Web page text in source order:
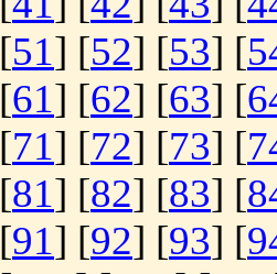
[51] [52] [53] [
[61] [62] [63] [
[71] [72] [73] [
[81] [82] [83] [
[91] [92] [93] [